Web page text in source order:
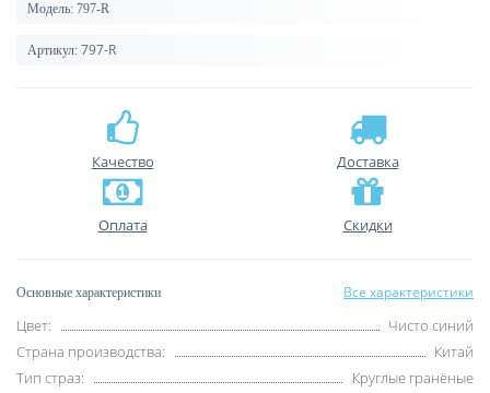
Модель: 797-R
Артикул: 797-R
Качество Доставка
Оплата Скидки
Основные характеристики Все характеристики
Цвет:
Чисто синий
Страна производства:
Китай
Тип страз:
Круглые гранёные